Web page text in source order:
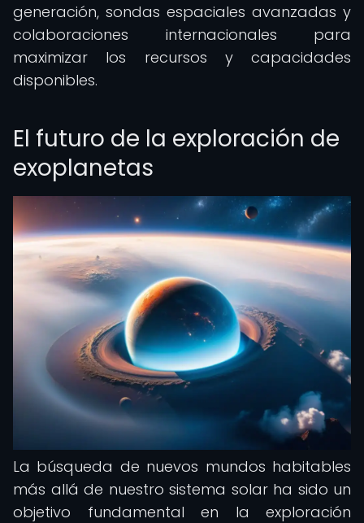
generación, sondas espaciales avanzadas y
colaboraciones internacionales para
maximizar los recursos y capacidades
disponibles.
El futuro de la exploración de
exoplanetas
La búsqueda de nuevos mundos habitables
más allá de nuestro sistema solar ha sido un
objetivo fundamental en la exploración